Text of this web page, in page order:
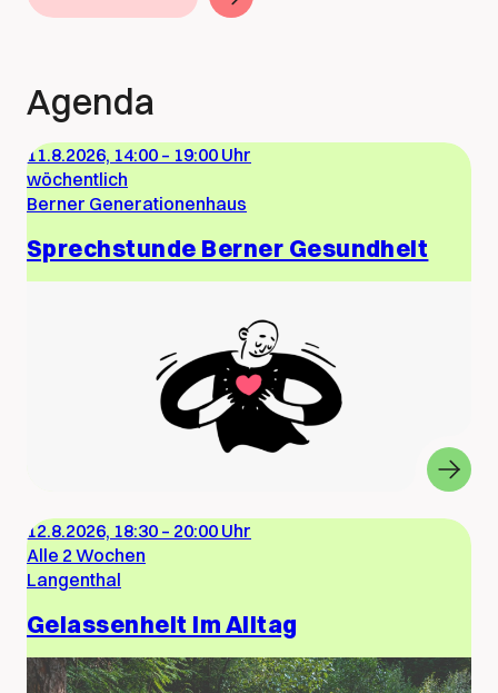
Agenda
11.8.2026, 14:00 – 19:00 Uhr
wöchentlich
Berner Generationenhaus
Sprechstunde Berner Gesundheit
12.8.2026, 18:30 – 20:00 Uhr
Alle 2 Wochen
Langenthal
Gelassenheit im Alltag